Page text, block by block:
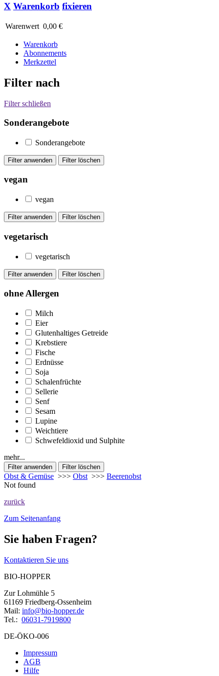
X Warenkorb fixieren
Warenwert 0,00 €
Warenkorb
Abonnements
Merkzettel
Filter nach
Filter schließen
Sonderangebote
Sonderangebote
vegan
vegan
vegetarisch
vegetarisch
ohne Allergen
Milch
Eier
Glutenhaltiges Getreide
Krebstiere
Fische
Erdnüsse
Soja
Schalenfrüchte
Sellerie
Senf
Sesam
Lupine
Weichtiere
Schwefeldioxid und Sulphite
mehr...
Obst & Gemüse >>> Obst >>> Beerenobst
Not found
zurück
Zum Seitenanfang
Sie haben Fragen?
Kontaktieren Sie uns
BIO-HOPPER
Zur Lohmühle 5
61169 Friedberg-Ossenheim
Mail: info@bio-hopper.de
Tel.: 06031-7919800
DE-ÖKO-006
Impressum
AGB
Hilfe